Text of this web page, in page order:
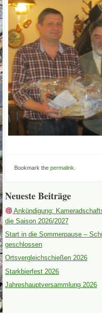
Bookmark the permalink
Neueste Beiträge
Ankündigung:
die Saison 2026/2027
Start in die Sommerpause –
geschlossen
Ortsvergleichschießen 2026
Starkbierfest 2026
Jahreshauptversammlung 2026